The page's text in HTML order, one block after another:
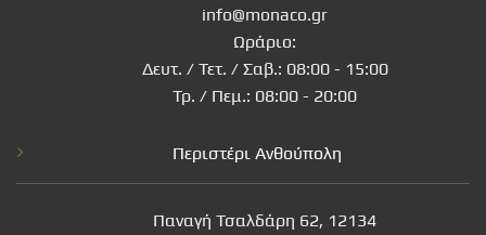
info@monaco.gr
Ωράριο:
Δευτ. / Τετ. / Σαβ.: 08:00 - 15:00
Τρ. / Πεμ.: 08:00 - 20:00
Περιστέρι Ανθούπολη
Παναγή Τσαλδάρη 62, 12134